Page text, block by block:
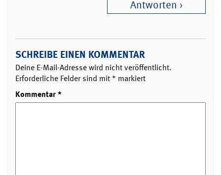
Antworten
SCHREIBE EINEN KOMMENTAR
Deine E-Mail-Adresse wird nicht veröffentlicht.
Erforderliche Felder sind mit * markiert
Kommentar*